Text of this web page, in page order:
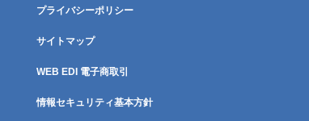
プライバシーポリシー
サイトマップ
WEB EDI 電子商取引
情報セキュリティ基本方針